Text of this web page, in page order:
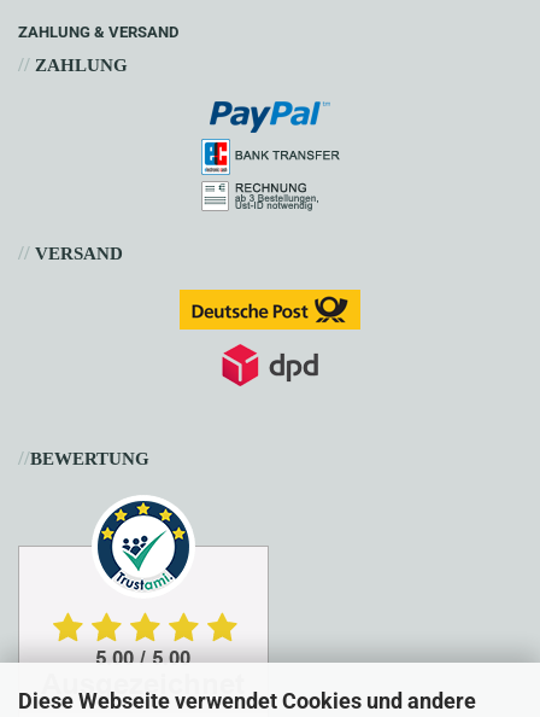
Diese Webseite verwendet Cookies und andere
ZAHLUNG & VERSAND
// ZAHLUNG
// VERSAND
//BEWERTUNG